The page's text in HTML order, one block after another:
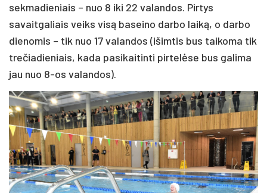
sekmadieniais – nuo 8 iki 22 valandos. Pirtys
savaitgaliais veiks visą baseino darbo laiką, o darbo
dienomis – tik nuo 17 valandos (išimtis bus taikoma tik
trečiadieniais, kada pasikaitinti pirtelėse bus galima
jau nuo 8-os valandos).